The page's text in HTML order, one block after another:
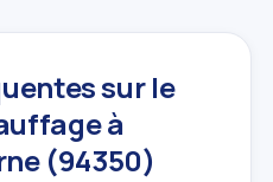
sur le
à
(94350)